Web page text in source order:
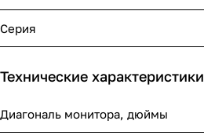
Серия
Технические характеристики
Диагональ монитора, дюймы